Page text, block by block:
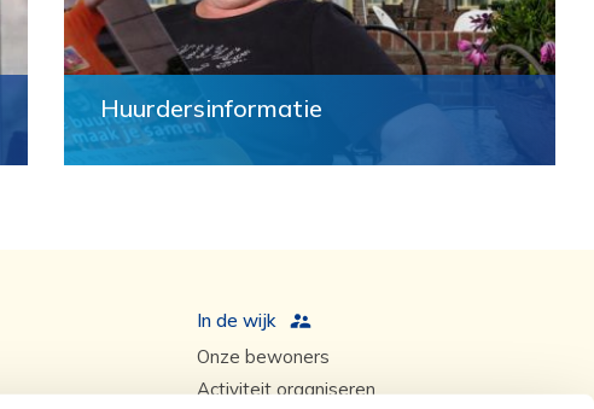
Huurdersinformatie
In de wijk
Onze bewoners
Activiteit organiseren